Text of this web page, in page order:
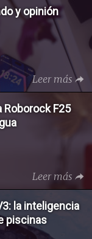
y opinión
Leer más
Roborock F25
Leer más
la inteligencia
piscinas